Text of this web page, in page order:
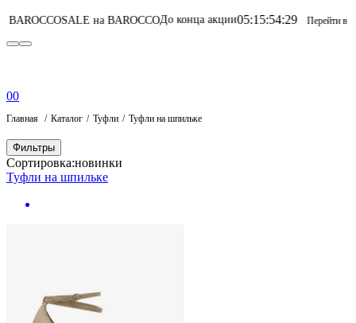
на BAROCCOДо конца акции05:15:54:29 Перейти в каталог SALE
00
Главная Каталог Туфли Туфли на шпильке
Фильтры
Сортировка:новинки
Туфли на шпильке